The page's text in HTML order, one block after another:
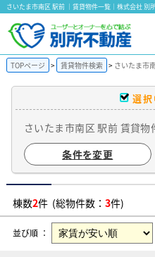
さいたま市南区 駅前 ｜賃貸物件一覧｜株式会社 別
TOPページ 賃貸物件検索 さいたま市
選
さいたま市南区 駅前 賃貸物
条件を変更
棟数2件 (総物件数： 3件)
並び順 ：